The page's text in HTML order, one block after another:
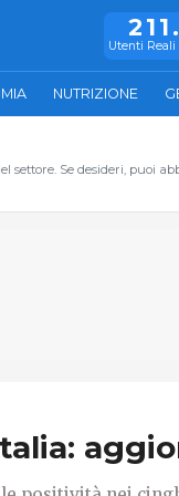
Utenti
NUTRIZIONE
settore. Se desideri,